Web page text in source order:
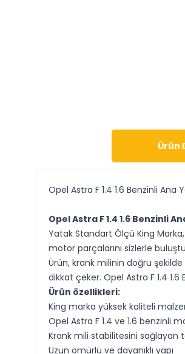
Ürün
Opel Astra F 1.4 1.6 Benzinli
Opel Astra F 1.4 1.6 Benzinli
Yatak Standart Ölçü King
motor parçalarını sizlerle
Ürün, krank milinin doğru
dikkat çeker. Opel Astra F 1.4
Ürün özellikleri:
King marka yüksek kaliteli
Opel Astra F 1.4 ve 1.6 benzinli
Krank mili stabilitesini sağlayan
Uzun ömürlü ve dayanıklı yapı